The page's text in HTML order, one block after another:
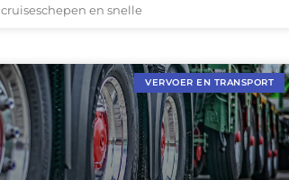
cruiseschepen en snelle
VERVOER EN TRANSPORT